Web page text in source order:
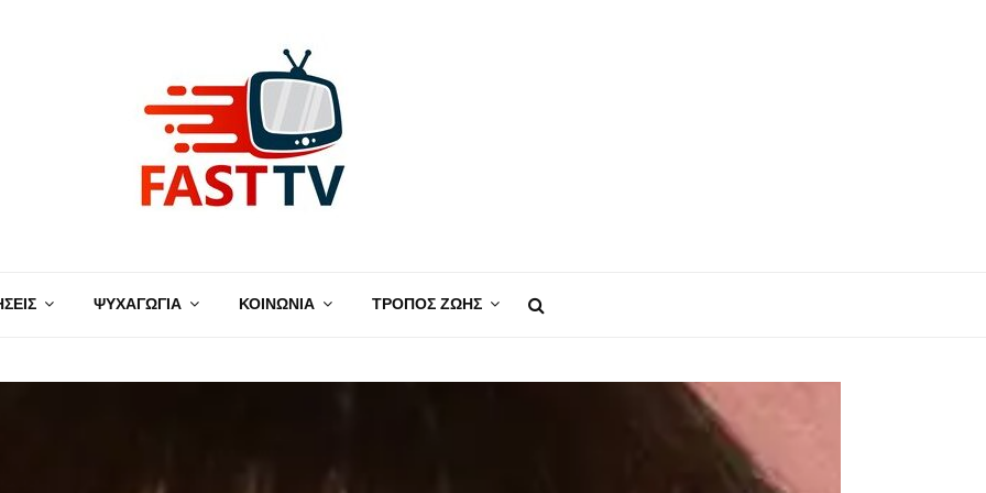
ΨΥΧΑΓΩΓΙΑ ΚΟΙΝΩΝΙΑ ΤΡΟΠΟΣ ΖΩΗΣ